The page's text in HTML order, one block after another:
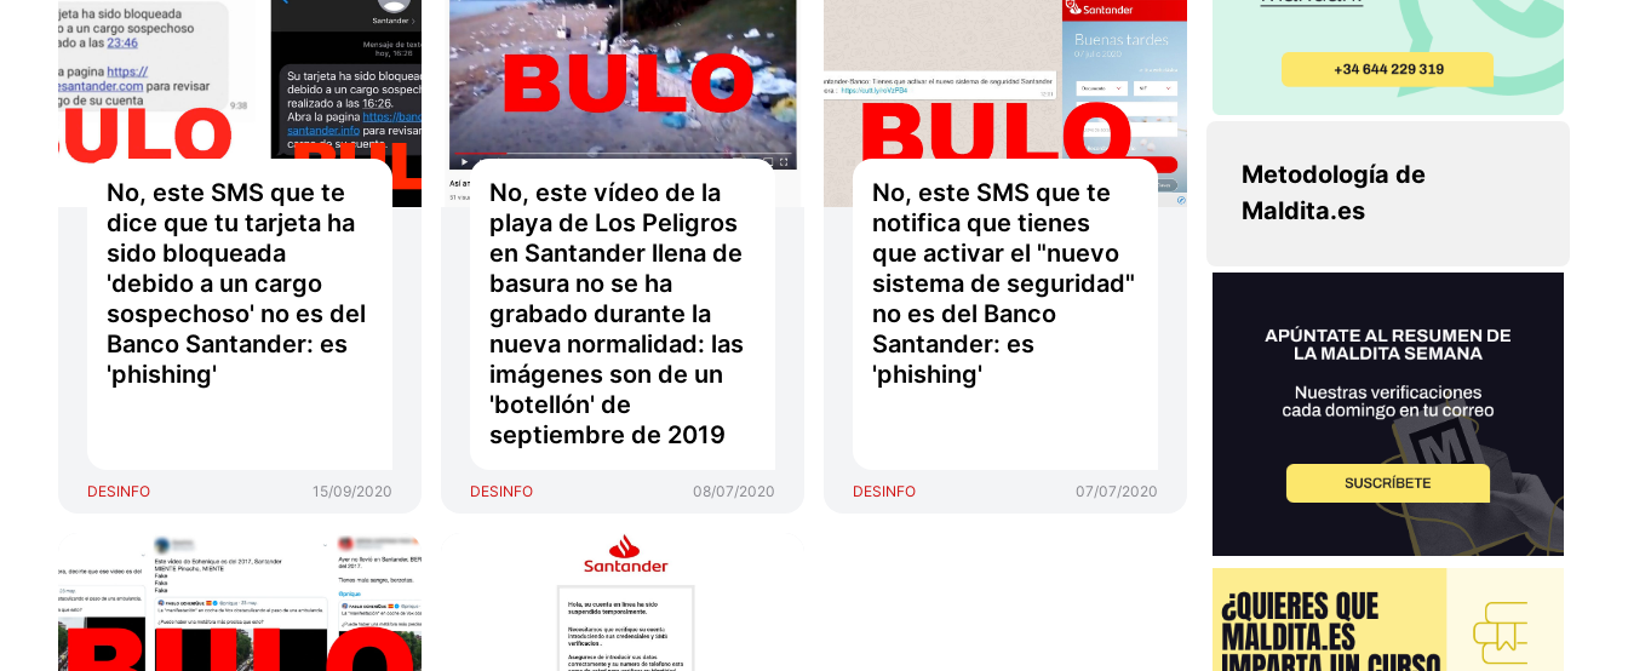
No, este SMS que te
dice que tu tarjeta ha
sido bloqueada
'debido a un cargo
sospechoso' no es del
Banco Santander: es
'phishing'
DESINFO 15/09/2020
No, este vídeo de la
playa de Los Peligros
en Santander llena de
basura no se ha
grabado durante la
nueva normalidad: las
imágenes son de un
'botellón' de
septiembre de 2019
DESINFO 08/07/2020
No, este SMS que te
notifica que tienes
que activar el "nuevo
sistema de seguridad"
no es del Banco
Santander: es
'phishing'
DESINFO 07/07/2020
Metodología de
Maldita.es